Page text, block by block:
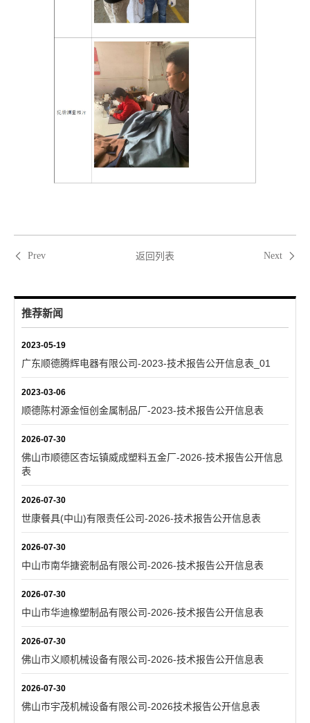
Prev 返回列表 Next
推荐新闻
2023-05-19
广东顺德腾辉电器有限公司-2023-技术报告公开信息表_01
2023-03-06
顺德陈村源金恒创金属制品厂-2023-技术报告公开信息表
2026-07-30
佛山市顺德区杏坛镇威成塑料五金厂-2026-技术报告公开信息
表
2026-07-30
世康餐具(中山)有限责任公司-2026-技术报告公开信息表
2026-07-30
中山市南华搪瓷制品有限公司-2026-技术报告公开信息表
2026-07-30
中山市华迪橡塑制品有限公司-2026-技术报告公开信息表
2026-07-30
佛山市义顺机械设备有限公司-2026-技术报告公开信息表
2026-07-30
佛山市宇茂机械设备有限公司-2026技术报告公开信息表